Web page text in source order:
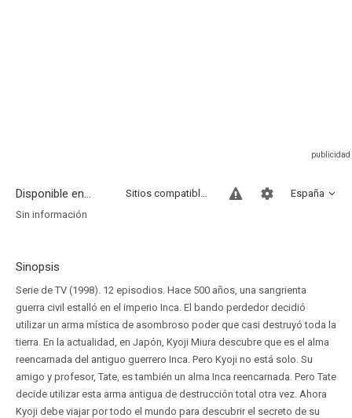
Disponible en... España
Sitios compatibles
Sin información
Sinopsis
Serie de TV (1998). 12 episodios. Hace 500 años, una sangrienta
guerra civil estalló en el imperio Inca. El bando perdedor decidió
utilizar un arma mística de asombroso poder que casi destruyó toda la
tierra. En la actualidad, en Japón, Kyoji Miura descubre que es el alma
reencarnada del antiguo guerrero Inca. Pero Kyoji no está solo. Su
amigo y profesor, Tate, es también un alma Inca reencarnada. Pero Tate
decide utilizar esta arma antigua de destrucción total otra vez. Ahora
Kyoji debe viajar por todo el mundo para descubrir el secreto de su